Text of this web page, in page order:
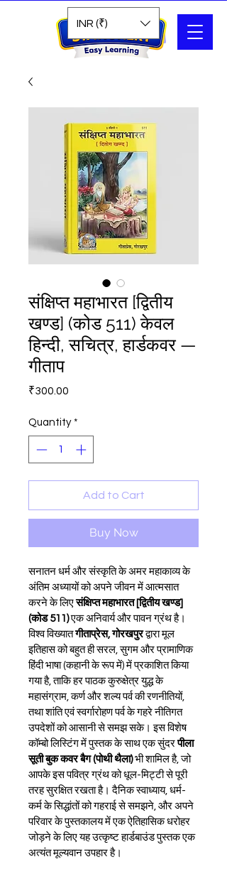
Search
INR (₹)
संक्षिप्त महाभारत [द्वितीय
खण्ड] (कोड 511) केवल
हिन्दी, सचित्र, हार्डकवर —
गीताप
₹300.00
Quantity *
Add to Cart
Buy Now
सनातन धर्म और संस्कृति के अमर महाकाव्य के
अंतिम अध्यायों को अपने जीवन में आत्मसात
करने के लिए संक्षिप्त महाभारत [द्वितीय खण्ड]
(कोड 511) एक अनिवार्य और पावन ग्रंथ है।
विश्व विख्यात गीताप्रेस, गोरखपुर द्वारा मूल
इतिहास को बहुत ही सरल, सुगम और प्रामाणिक
हिंदी भाषा (कहानी के रूप में) में प्रकाशित किया
गया है, ताकि हर पाठक कुरुक्षेत्र युद्ध के
महासंग्राम, कर्ण और शल्य पर्व की रणनीतियों,
तथा शांति एवं स्वर्गारोहण पर्व के गहरे नीतिगत
उपदेशों को आसानी से समझ सके। इस विशेष
कॉम्बो लिस्टिंग में पुस्तक के साथ एक सुंदर पीला
सूती बुक कवर बैग (पोथी थैला) भी शामिल है, जो
आपके इस पवित्र ग्रंथ को धूल-मिट्टी से पूरी
तरह सुरक्षित रखता है। दैनिक स्वाध्याय, धर्म-
कर्म के सिद्धांतों को गहराई से समझने, और अपने
परिवार के पुस्तकालय में एक ऐतिहासिक धरोहर
जोड़ने के लिए यह उत्कृष्ट हार्डबाउंड पुस्तक एक
अत्यंत मूल्यवान उपहार है।